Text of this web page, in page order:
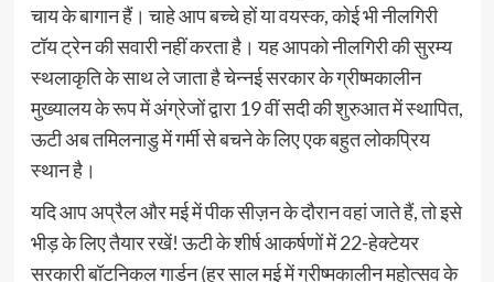
चाय के बागान हैं। चाहे आप बच्चे हों या वयस्क, कोई भी नीलगिरी
टॉय ट्रेन की सवारी नहीं करता है। यह आपको नीलगिरी की सुरम्य
स्थलाकृति के साथ ले जाता है चेन्नई सरकार के ग्रीष्मकालीन
मुख्यालय के रूप में अंग्रेजों द्वारा 19 वीं सदी की शुरुआत में स्थापित,
ऊटी अब तमिलनाडु में गर्मी से बचने के लिए एक बहुत लोकप्रिय
स्थान है।
यदि आप अप्रैल और मई में पीक सीज़न के दौरान वहां जाते हैं, तो इसे
भीड़ के लिए तैयार रखें! ऊटी के शीर्ष आकर्षणों में 22-हेक्टेयर
सरकारी बॉटनिकल गार्डन (हर साल मई में ग्रीष्मकालीन महोत्सव के